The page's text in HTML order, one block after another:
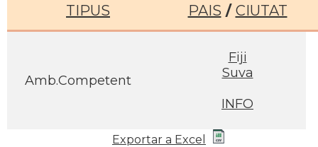
TIPUS PAIS / CIUTAT
Amb.Competent
Fiji
Suva
INFO
Exportar a Excel